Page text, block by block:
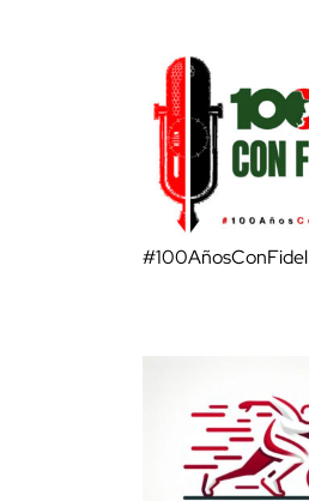
#100AñosConFidel